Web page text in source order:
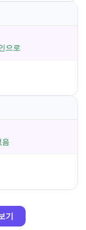
으로
기